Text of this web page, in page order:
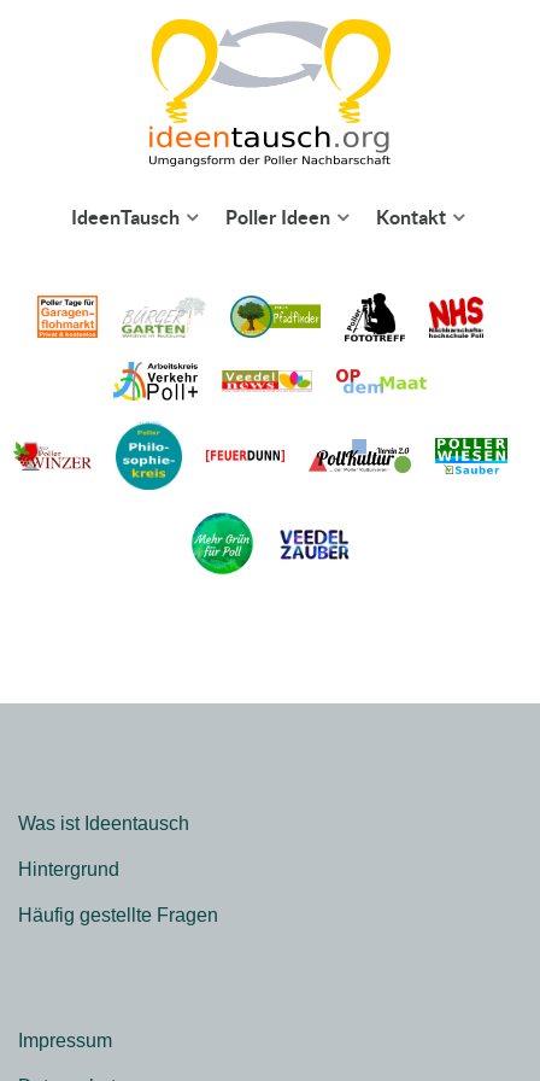
IdeenTausch Poller Ideen Kontakt
Was ist Ideentausch
Hintergrund
Häufig gestellte Fragen
Impressum